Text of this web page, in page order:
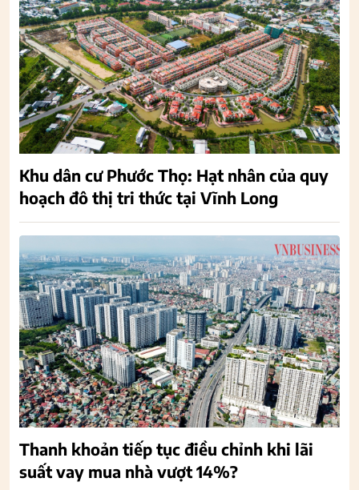
Khu dân cư Phước Thọ: Hạt nhân của quy
hoạch đô thị tri thức tại Vĩnh Long
Thanh khoản tiếp tục điều chỉnh khi lãi
suất vay mua nhà vượt 14%?